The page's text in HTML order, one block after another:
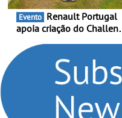
Evento
apoia criação do
compromisso com o
automobilismo nacional
continua em 2026